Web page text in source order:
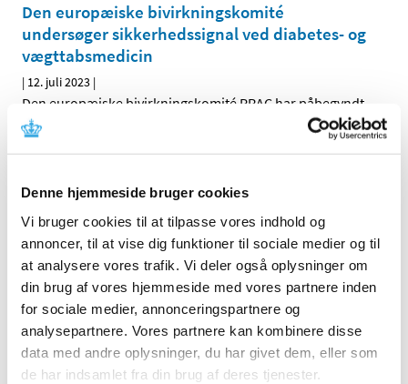
Denne hjemmeside bruger cookies
Vi bruger cookies til at tilpasse vores indhold og
annoncer, til at vise dig funktioner til sociale medier og til
at analysere vores trafik. Vi deler også oplysninger om
din brug af vores hjemmeside med vores partnere inden
for sociale medier, annonceringspartnere og
analysepartnere. Vores partnere kan kombinere disse
data med andre oplysninger, du har givet dem, eller som
de har indsamlet fra din brug af deres tjenester.
Den europæiske bivirkningskomité
undersøger sikkerhedssignal ved diabetes- og
vægttabsmedicin
| 12. juli 2023 |
Den europæiske bivirkningskomité PRAC har påbegyndt
en undersøgelse af risikoen for selvmordstanker eller…
|11. maj 2023|
Patienter, der har en Emerade adrenalinpen, skal hurtigst
muligt kontakte en læge for at få en ny recept på en…
Lægemiddelstyrelsen er tovholder i EU-
overvågning af covid-19-vaccine fra Moderna
|5. april 2023|
LMST har en central rolle i den overvågning af covid-19-
vaccinerne og deres bivirkninger, som EU-landene